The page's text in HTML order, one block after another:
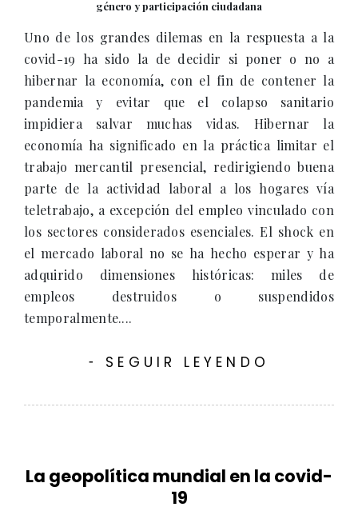
género y participación ciudadana
Uno de los grandes dilemas en la respuesta a la
covid-19 ha sido la de decidir si poner o no a
hibernar la economía, con el fin de contener la
pandemia y evitar que el colapso sanitario
impidiera salvar muchas vidas. Hibernar la
economía ha significado en la práctica limitar el
trabajo mercantil presencial, redirigiendo buena
parte de la actividad laboral a los hogares vía
teletrabajo, a excepción del empleo vinculado con
los sectores considerados esenciales. El shock en
el mercado laboral no se ha hecho esperar y ha
adquirido dimensiones históricas: miles de
empleos destruidos o suspendidos
temporalmente....
- SEGUIR LEYENDO
La geopolítica mundial en la covid-
19